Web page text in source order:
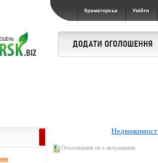
Краматорськ Увійти
Оголошення не є актуальним